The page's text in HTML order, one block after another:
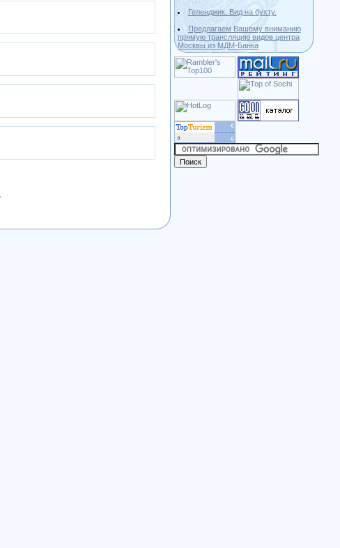
Геленджик. Вид на бухту.
Предлагаем Вашему вниманию
прямую трансляцию видов центра
Москвы из МДМ-Банка